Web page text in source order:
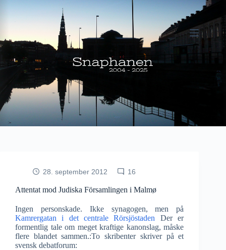
28. september 2012 16
Attentat mod Judiska Församlingen i Malmø
Ingen personskade. Ikke synagogen, men på
Kamrergatan i det centrale Rörsjöstaden Der er
formentlig tale om meget kraftige kanonslag, måske
flere blandet sammen.:To skribenter skriver på et
svensk debatforum: